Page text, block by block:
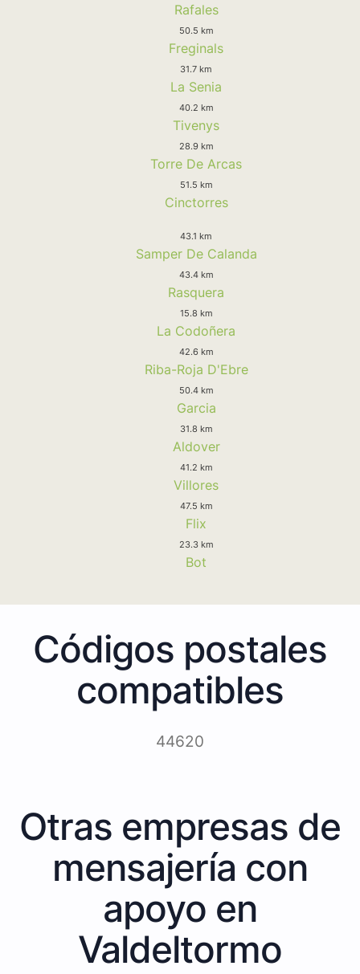
Rafales
50.5 km
Freginals
31.7 km
La Senia
40.2 km
Tivenys
28.9 km
Torre De Arcas
51.5 km
Cinctorres
43.1 km
Samper De Calanda
43.4 km
Rasquera
15.8 km
La Codoñera
42.6 km
Riba-Roja D'Ebre
50.4 km
Garcia
31.8 km
Aldover
41.2 km
Villores
47.5 km
Flix
23.3 km
Bot
Códigos postales
compatibles
44620
Otras empresas de
mensajería con
apoyo en
Valdeltormo